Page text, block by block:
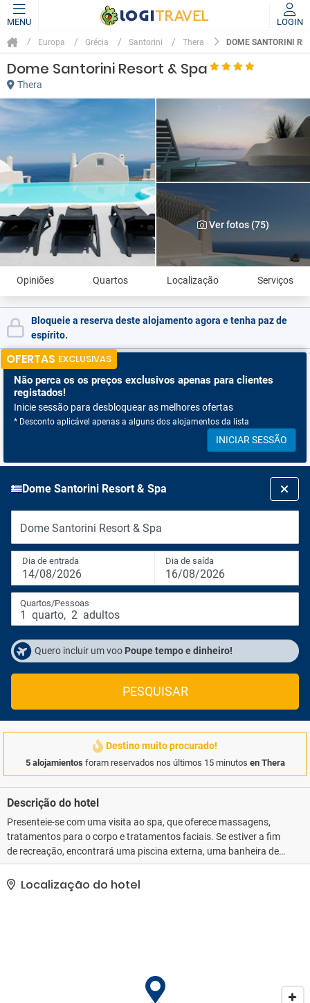
MENU LOGIN
Europa Grécia Santorini Thera DOME SANTORINI
Dome Santorini Resort & Spa
Thera
Ver fotos (75)
Opiniões Quartos Localização Serviços
Bloqueie a reserva deste alojamento agora e tenha paz de
espírito.
OFERTAS EXCLUSIVAS
Não perca os os preços exclusivos apenas para clientes
registados!
Inicie sessão para desbloquear as melhores ofertas
* Desconto aplicável apenas a alguns dos alojamentos da lista
INICIAR SESSÃO
Dome Santorini Resort & Spa
Dome Santorini Resort & Spa
Dia de entrada
14/08/2026
Dia de saída
16/08/2026
Quartos/Pessoas
1 quarto, 2 adultos
Quero incluir um voo Poupe tempo e dinheiro!
PESQUISAR
Destino muito procurado!
5 alojamientos foram reservados nos últimos 15 minutos en Thera
Descrição do hotel
Presenteie-se com uma visita ao spa, que oferece massagens,
tratamentos para o corpo e tratamentos faciais. Se estiver a fim
de recreação, encontrará uma piscina externa, uma banheira de
hidromassagem e uma sauna seca. Este hotel em estilo
mediterrâneo ainda oferece Wi-Fi de cortesia, serviços de
concierge e cabeleireiro.. As comodidades presentes incluem um
serviço de traslado de/para o aeroporto (disponível 24 horas) e
serviço de traslado de/para o terminal de balsa..
Localização do hotel